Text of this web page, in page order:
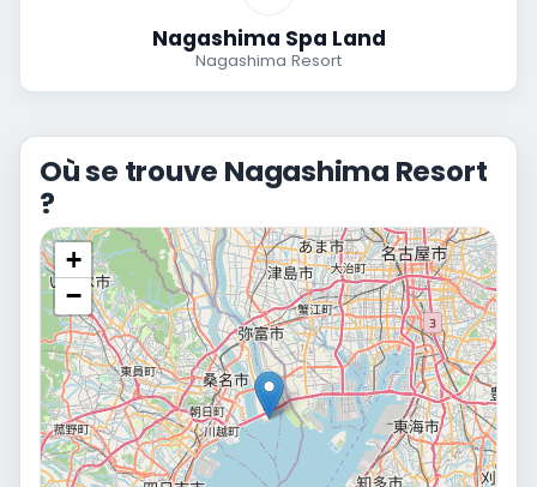
Nagashima Spa Land
Nagashima Resort
Où se trouve Nagashima Resort
?
+
−